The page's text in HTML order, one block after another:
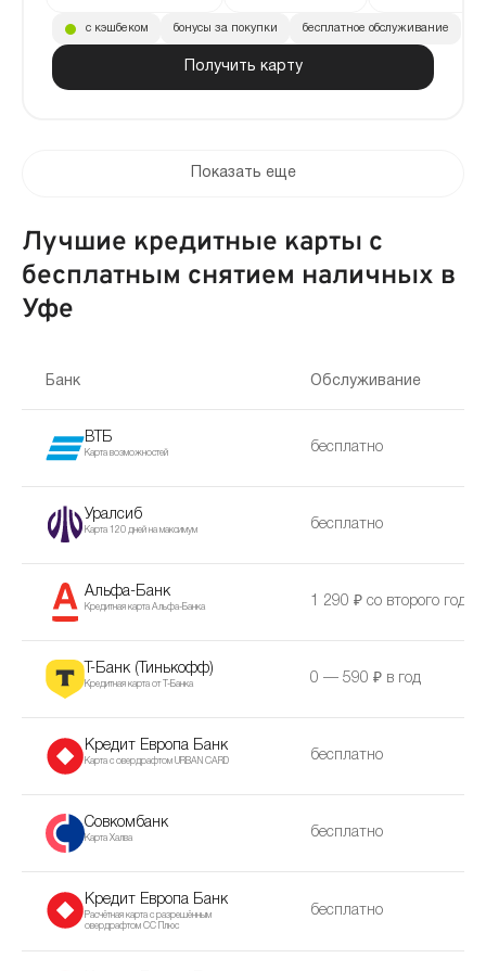
Получить карту
с кэшбеком бонусы за покупки бесплатное обслуживание
Показать еще
Лучшие кредитные карты с
бесплатным снятием наличных в
Уфе
Банк Обслуживание
ВТБ
Карта возможностей бесплатно
Уралсиб
Карта 120 дней на максимум бесплатно
Альфа-Банк
Кредитная карта Альфа-Банка 1 290 ₽ со второго года
Т-Банк (Тинькофф)
Кредитная карта от Т-Банка 0 — 590 ₽ в год
Кредит Европа Банк
Карта с овердрафтом URBAN CARD бесплатно
Совкомбанк
Карта Халва бесплатно
Кредит Европа Банк
Расчётная карта с разрешённым
овердрафтом CC Плюс
бесплатно